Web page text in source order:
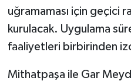
uğramaması için geçici
kurulacak. Uygulama
faaliyetleri birbirinden
Mithatpaşa ile Gar